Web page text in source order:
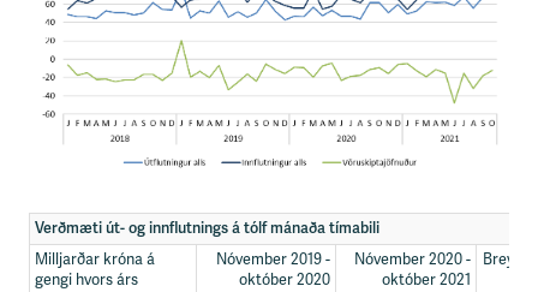
Verðmæti út- og innflutnings á tólf mánaða tímabili
Milljarðar króna á
gengi hvors árs
Nóvember 2019 -
október 2020
Nóvember 2020 -
október 2021